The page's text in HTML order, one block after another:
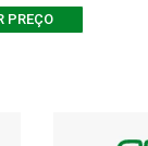
PREÇO